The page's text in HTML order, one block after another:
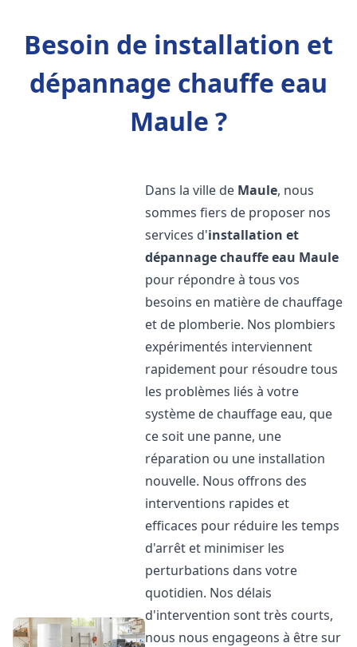
Besoin de installation et
dépannage chauffe eau
Maule ?
Dans la ville de Maule, nous
sommes fiers de proposer nos
services d'installation et
dépannage chauffe eau Maule
pour répondre à tous vos
besoins en matière de chauffage
et de plomberie. Nos plombiers
expérimentés interviennent
rapidement pour résoudre tous
les problèmes liés à votre
système de chauffage eau, que
ce soit une panne, une
réparation ou une installation
nouvelle. Nous offrons des
interventions rapides et
efficaces pour réduire les temps
d'arrêt et minimiser les
perturbations dans votre
quotidien. Nos délais
d'intervention sont très courts,
nous nous engageons à être sur